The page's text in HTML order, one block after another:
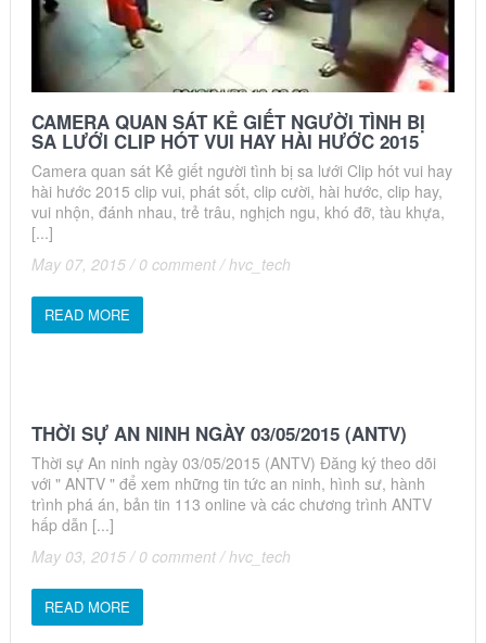
CAMERA QUAN SÁT KẺ GIẾT NGƯỜI TÌNH BỊ
SA LƯỚI CLIP HÓT VUI HAY HÀI HƯỚC 2015
Camera quan sát Kẻ giết người tình bị sa lưới Clip hót vui hay
hài hước 2015 clip vui, phát sốt, clip cười, hài hước, clip hay,
vui nhộn, đánh nhau, trẻ trâu, nghịch ngu, khó đỡ, tàu khựa,
[...]
May 07, 2015 / 0 comment / hvc_tech
READ MORE
THỜI SỰ AN NINH NGÀY 03/05/2015 (ANTV)
Thời sự An ninh ngày 03/05/2015 (ANTV) Đăng ký theo dõi
với " ANTV " để xem những tin tức an ninh, hình sư, hành
trình phá án, bản tin 113 online và các chương trình ANTV
hấp dẫn [...]
May 03, 2015 / 0 comment / hvc_tech
READ MORE